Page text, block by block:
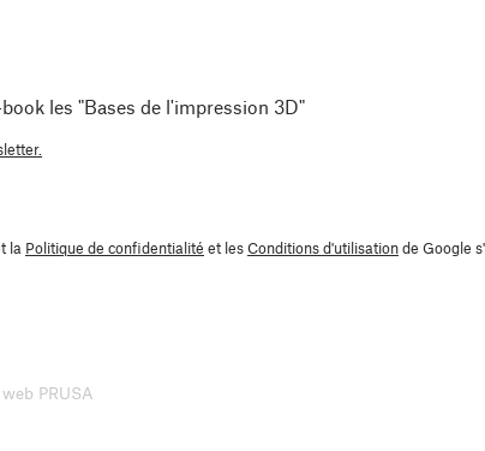
les "Bases de l'impression 3D"
la Politique de confidentialité et lesConditions d'utilisationde Google
PRUSA